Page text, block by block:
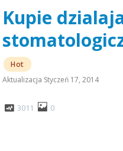
Kupie
Hot
Aktualizacja Styczeń 17, 2014
3011 0